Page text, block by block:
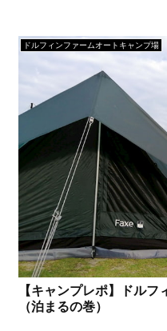
ドルフィンファームオートキャンプ場
【キャンプレポ】ドル
（泊まるの巻）